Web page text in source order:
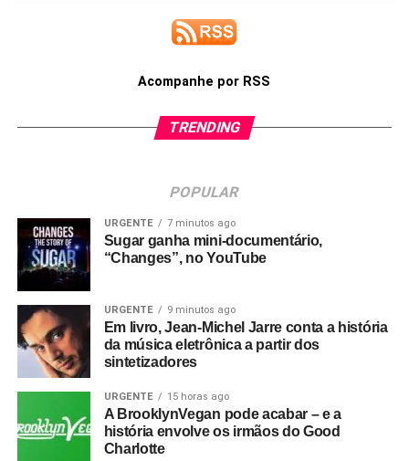
Acompanhe por RSS
TRENDING
POPULAR
URGENTE 7 minutos ago
Sugar ganha mini-documentário,
“Changes”, no YouTube
URGENTE 9 minutos ago
Em livro, Jean-Michel Jarre conta a história
da música eletrônica a partir dos
sintetizadores
URGENTE 15 horas ago
A BrooklynVegan pode acabar – e a
história envolve os irmãos do Good
Charlotte